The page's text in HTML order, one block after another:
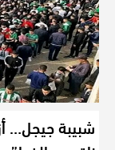
شبيبة جيجل…